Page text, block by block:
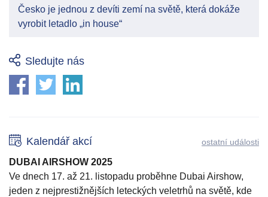
Česko je jednou z devíti zemí na světě, která dokáže
vyrobit letadlo „in house“
Sledujte nás
Kalendář akcí ostatní události
DUBAI AIRSHOW 2025
Ve dnech 17. až 21. listopadu proběhne Dubai Airshow,
jeden z nejprestižnějších leteckých veletrhů na světě, kde